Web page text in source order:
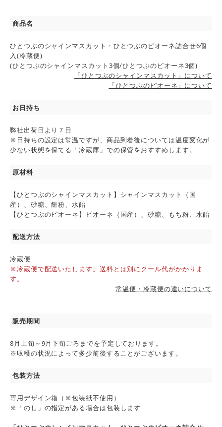
商品名
ひとつぶのシャインマスカット・ひとつぶのピオーネ詰合せ6個
入(冷蔵便)
(ひとつぶのシャインマスカット3個/ひとつぶのピオーネ3個)
「ひとつぶのシャインマスカット」について
「ひとつぶのピオーネ」について
お日持ち
弊社出荷日より７日
※日持ちの設定は常温ですが、商品到着後については温度変化が
少ない状態を保てる「冷蔵庫」での保管をおすすめします。
原材料
【ひとつぶのシャインマスカット】シャインマスカット（国
産）、砂糖、餅粉、水飴
【ひとつぶのピオーネ】ピオーネ（国産）、砂糖、もち粉、水飴
配送方法
冷蔵便
※冷蔵便で配送いたします。送料とは別にクール代がかかりま
す。
常温便・冷蔵便の違いについて
販売期間
8月上旬～9月下旬ごろまでを予定しております。
※収穫の状況によって多少前後することがございます。
包装方法
専用デザイン箱（※包装紙不使用）
※「のし」の指定がある場合は包装します